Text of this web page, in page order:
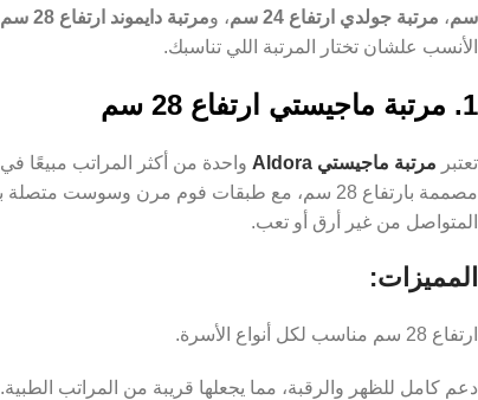
سم، مرتبة جولدي ارتفاع 24 سم ، ومرتبة دايموند ارتفاع 28 سم
الأنسب علشان تختار المرتبة اللي تناسبك.
1. مرتبة ماجيستي ارتفاع 28 سم
تعتبر مرتبة ماجيستي Aldora
مصممة بارتفاع 28 سم، مع طبقات فوم مرن وسوست متصلة بتدي ثبات ممتاز. العملاء وصفوها إنها
المتواصل من غير أرق أو تعب.
المميزات:
ارتفاع 28 سم مناسب لكل أنواع الأسرة.
دعم كامل للظهر والرقبة، مما يجعلها قريبة من المراتب الطبية.